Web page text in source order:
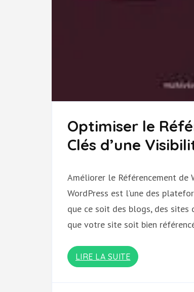
Optimiser le
Clés d’une
Améliorer le Référencement de
WordPress est l’une des
que ce soit des blogs, des sites
que votre site soit bien
LIRE LA SUITE